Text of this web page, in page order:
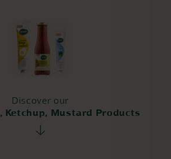
Discover our
Ketchup, Mustard Products